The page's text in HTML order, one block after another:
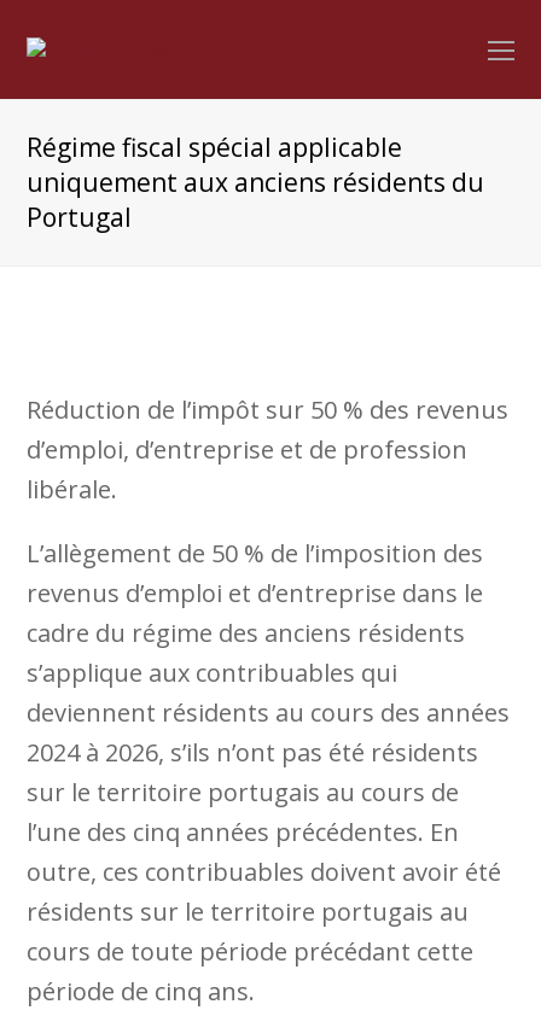
Régime fiscal spécial applicable
uniquement aux anciens résidents du
Portugal
Réduction de l’impôt sur 50 % des revenus
d’emploi, d’entreprise et de profession
libérale.
L’allègement de 50 % de l’imposition des
revenus d’emploi et d’entreprise dans le
cadre du régime des anciens résidents
s’applique aux contribuables qui
deviennent résidents au cours des années
2024 à 2026, s’ils n’ont pas été résidents
sur le territoire portugais au cours de
l’une des cinq années précédentes. En
outre, ces contribuables doivent avoir été
résidents sur le territoire portugais au
cours de toute période précédant cette
période de cinq ans.